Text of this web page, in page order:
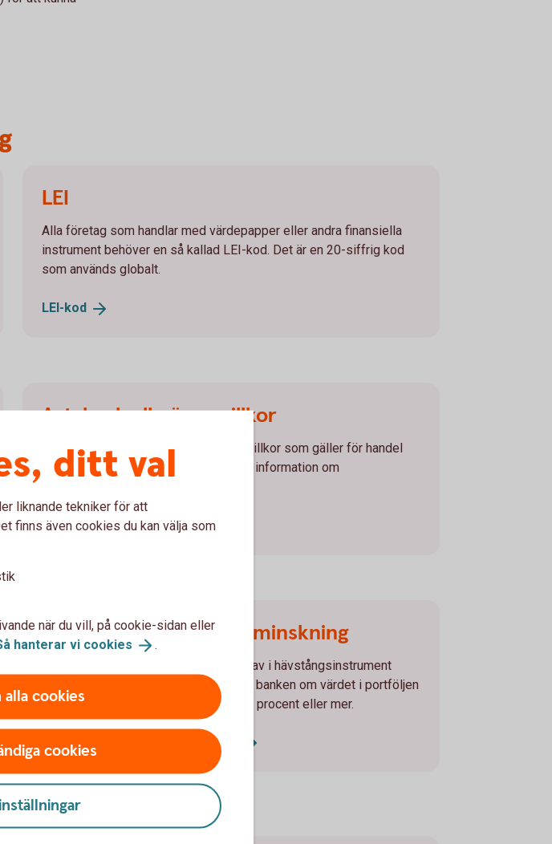
LEI
Alla företag som handlar med värdepapper eller andra finansiella
instrument behöver en så kallad LEI-kod. Det är en 20-siffrig kod
som används globalt.
LEI-kod
Avtal och allmänna villkor
Här hittar du olika avtal och allmänna villkor som gäller för handel
med finansiella instrument samt övrig information om
Avtal och allmännavillkor
Du meddelas vid värdeminskning
Har du en förvaltad portfölj eller innehav i hävstångsinstrument
kommer du att få ett meddelande från banken om värdet i portföljen
eller instrumentet har minskat med 10 procent eller mer.
Meddelande vid värdeminskning
ditt val
liknande tekniker för att
finns även cookies du kan välja som
när du vill, på cookie-sidan eller
hanterar vi cookies .
alla cookies
cookies